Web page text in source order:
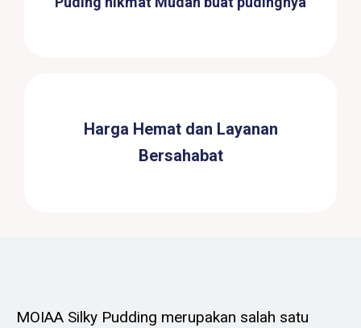
Harga Hemat dan Layanan
Bersahabat
MOIAA Silky Pudding merupakan salah satu